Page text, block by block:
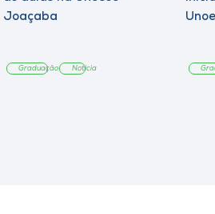
Joaçaba
Graduação Notícia